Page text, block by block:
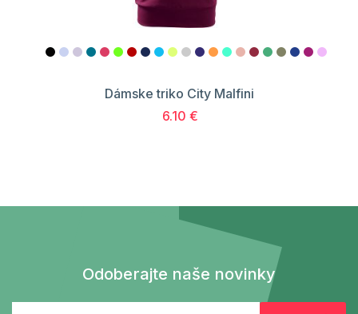
Dámske triko City Malfini
6.10 €
Odoberajte naše novinky